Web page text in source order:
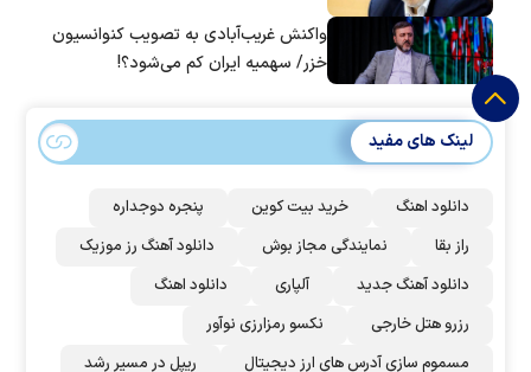
واکنش غریب‌آبادی به تصویب کنوانسیون
خزر/ سهمیه ایران کم می‌شود؟!
لینک های مفید
دانلود اهنگ خرید بیت کوین
پنجره دوجداره
راز بقا
نمایندگی مجاز بوش
دانلود آهنگ رز‌ موزیک
دانلود آهنگ جدید
آلپاری
دانلود اهنگ
رزرو هتل خارجی
نکسو رمزارزی نوآور
مسموم سازی آدرس های ارز دیجیتال
ریپل در مسیر رشد